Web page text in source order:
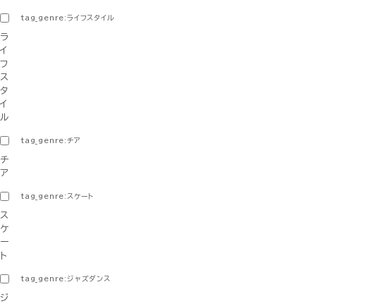
tag_genre:ライフスタイル
ラ
イ
フ
ス
タ
イ
ル
tag_genre:チア
チ
ア
tag_genre:スケート
ス
ケ
ー
ト
tag_genre:ジャズダンス
ジ